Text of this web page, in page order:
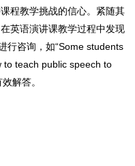
程教学挑战的信心。紧随其
英语演讲课教学过程中发现
行咨询，如“Some students
to teach public speech to
解答。